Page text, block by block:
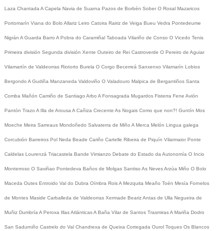
Laza Chantada A Capela Navia de Suarna Pazos de Borbén Sober O Rosal Mazaricos
Portomarín Viana do Bolo Allariz Leiro Catoira Rairiz de Veiga Bueu Vedra Pontedeume
Nigrán A Guarda Barro A Pobra do Caramiñal Taboada Vilariño de Conso O Vicedo Tenis
Primeira división Segunda división Xente Outeiro de Rei Castroverde O Pereiro de Aguiar
Vilamartín de Valdeorras Riotorto Burela O Corgo Becerreá Sanxenxo Vilamarín Lobios
Bergondo A Gudiña Manzaneda Valdoviño O Valadouro Malpica de Bergantiños Santa
Comba Mañón Camiño de Santiago Arbo A Fonsagrada Mugardos Fisterra Fene Avión
Pantón Trazo A Illa de Arousa A Cañiza Crecente As Nogais Como que non?! Guntín Mos
Moeche Meira Sarreaus Mondoñedo Salvaterra de Miño A Merca Melón Lingua galega
Corcubión Barreiros Pol Neda Beade Cariño Cartelle Ribeira de Piquín Vilarmaior Ponte
Caldelas Lourenzá Triacastela Bande Vimianzo Debate do Estado da Autonomía O Incio
Monterroso O Saviñao Pontedeva Baños de Molgas Santiso As NevesArzúa Miño O Bolo
Maceda Outes Entroido Val do Dubra Oímbra RoisA Mezquita Meaño Toén Mesía Fornelos
de Montes Maside Carballeda de Valdeorras Xermade BearizAntas de Ulla Negueira de
Muñiz Dumbría A Peroxa Illas AtlánticasA Baña Vilar de Santos TrasmirasA Mariña Dodro
San Sadurniño Castrelo do Val Chandrexa de Queixa Cortegada Ourol Toques Os Blancos